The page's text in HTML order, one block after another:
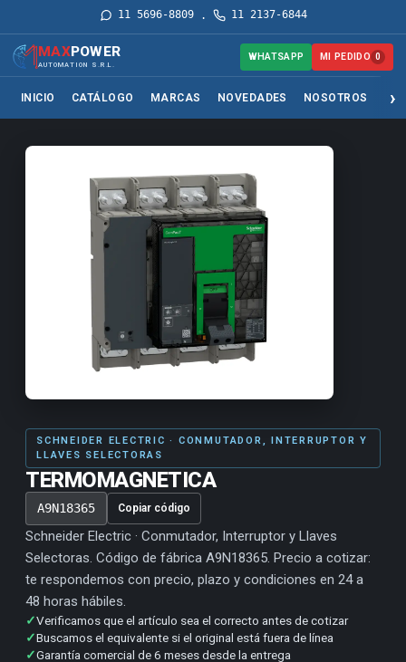
11 5696-8809· 11 2137-6844
MAXPOWER
AUTOMATION S.R.L.
INICIO CATÁLOGO MARCAS NOVEDADES NOSOTROS
WHATSAPP MI PEDIDO 0
SCHNEIDER ELECTRIC · CONMUTADOR, INTERRUPTOR Y
LLAVES SELECTORAS
TERMOMAGNETICA
A9N18365 Copiar código
Schneider Electric · Conmutador, Interruptor y Llaves
Selectoras. Código de fábrica A9N18365. Precio a cotizar:
te respondemos con precio, plazo y condiciones en 24 a
48 horas hábiles.
✓Verificamos que el artículo sea el correcto antes de cotizar
✓Buscamos el equivalente si el original está fuera de línea
✓Garantía comercial de 6 meses desde la entrega